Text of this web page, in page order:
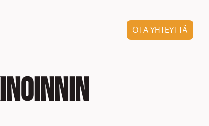
OTA YHTEYTTÄ